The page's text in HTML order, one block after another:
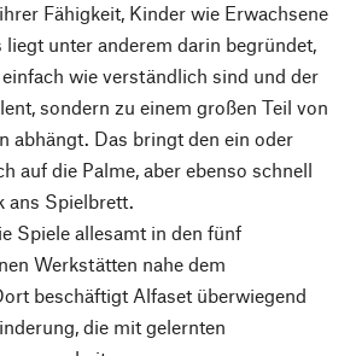
Fähigkeit, Kinder wie Erwachsene
liegt unter anderem darin begründet,
wie verständlich sind und der
sondern zu einem großen Teil von
abhängt. Das bringt den ein oder
auf die Palme, aber ebenso schnell
ans Spielbrett.
Spiele allesamt in den fünf
Werkstätten nahe dem
beschäftigt Alfaset überwiegend
die mit gelernten